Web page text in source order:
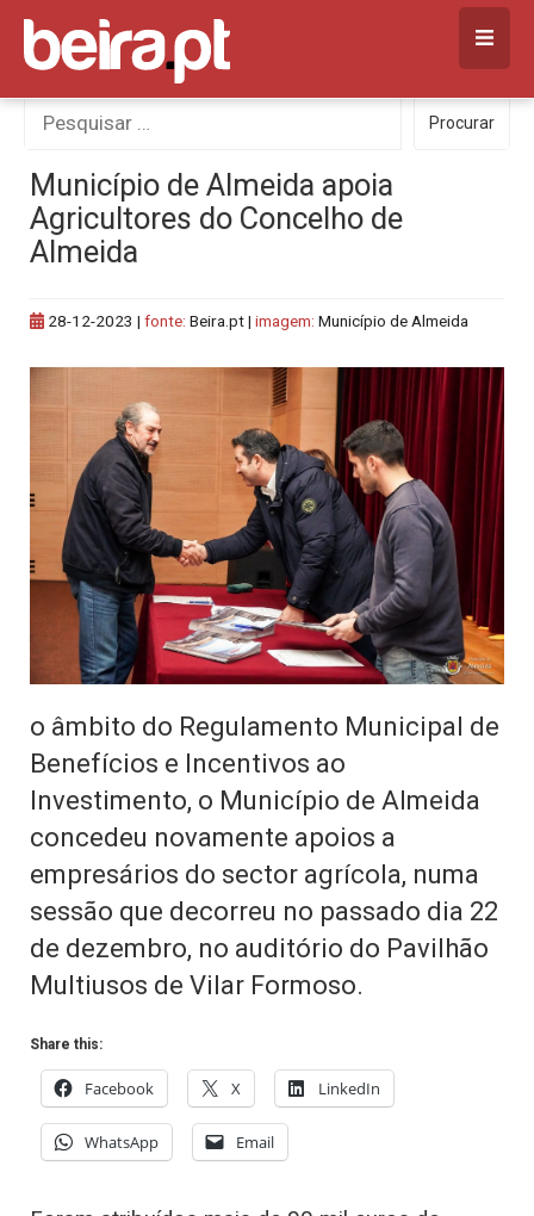
Skip
content
Procurar
por:
Procurar
Município de Almeida apoia
Agricultores do Concelho de
Almeida
28-12-2023 | fonte: Beira.pt | imagem: Município de Almeida
o âmbito do Regulamento Municipal de
Benefícios e Incentivos ao
Investimento, o Município de Almeida
concedeu novamente apoios a
empresários do sector agrícola, numa
sessão que decorreu no passado dia 22
de dezembro, no auditório do Pavilhão
Multiusos de Vilar Formoso.
Share this:
Facebook X LinkedIn
WhatsApp Email